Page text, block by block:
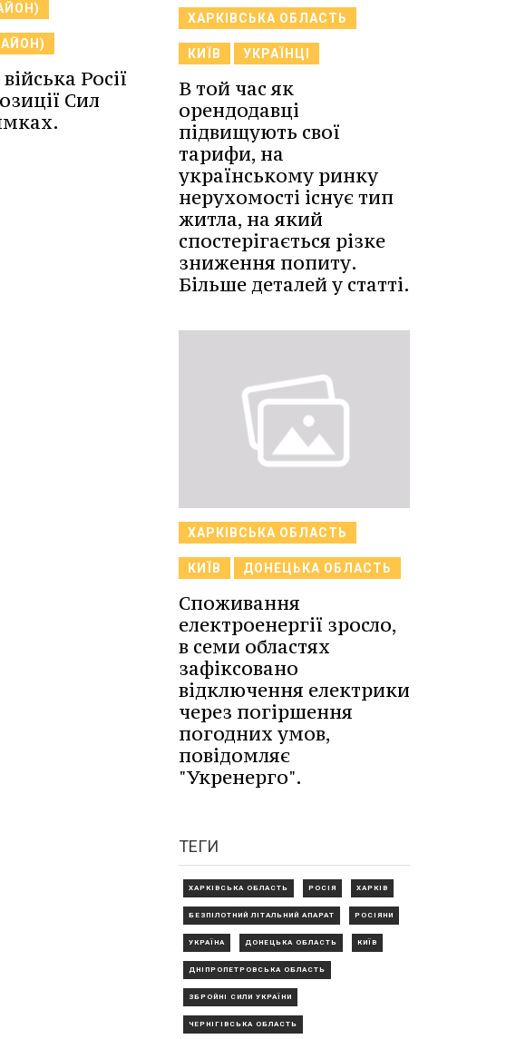
Росії
Сил
ХАРКІВСЬКА ОБЛАСТЬ
КИЇВ УКРАЇНЦІ
В той час як
орендодавці
підвищують свої
тарифи, на
українському ринку
нерухомості існує тип
житла, на який
спостерігається різке
зниження попиту.
Більше деталей у статті.
ХАРКІВСЬКА ОБЛАСТЬ
КИЇВ ДОНЕЦЬКА ОБЛАСТЬ
Споживання
електроенергії зросло,
в семи областях
зафіксовано
відключення електрики
через погіршення
погодних умов,
повідомляє
"Укренерго".
ТЕГИ
ХАРКІВСЬКА ОБЛАСТЬ РОСІЯ ХАРКІВ
БЕЗПІЛОТНИЙ ЛІТАЛЬНИЙ АПАРАТ РОСІЯНИ
УКРАЇНА ДОНЕЦЬКА ОБЛАСТЬ КИЇВ
ДНІПРОПЕТРОВСЬКА ОБЛАСТЬ
ЗБРОЙНІ СИЛИ УКРАЇНИ
ЧЕРНІГІВСЬКА ОБЛАСТЬ